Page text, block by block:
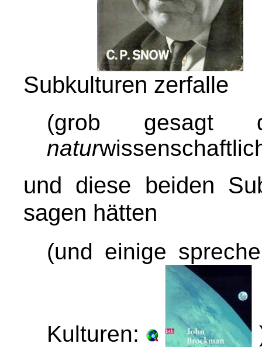
Subkulturen zerfalle
(grob
natur
und diese beiden
sagen hätten
(und einige
Kulturen: